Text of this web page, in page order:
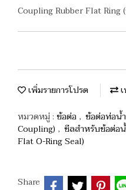
Coupling Rubber Flat Ring
เพิ่มรายการโปรด
หมวดหมู่ : ข้อต่อ , ข้อต่อท่อน้
Coupling) , ซีลสำหรับข้อต่อน้
Flat O-Ring Seal)
Share